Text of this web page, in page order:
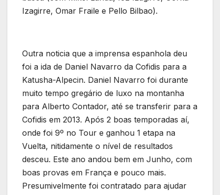
Izagirre, Omar Fraile e Pello Bilbao).
Outra noticia que a imprensa espanhola deu
foi a ida de Daniel Navarro da Cofidis para a
Katusha-Alpecin. Daniel Navarro foi durante
muito tempo gregário de luxo na montanha
para Alberto Contador, até se transferir para a
Cofidis em 2013. Após 2 boas temporadas aí,
onde foi 9º no Tour e ganhou 1 etapa na
Vuelta, nitidamente o nível de resultados
desceu. Este ano andou bem em Junho, com
boas provas em França e pouco mais.
Presumivelmente foi contratado para ajudar